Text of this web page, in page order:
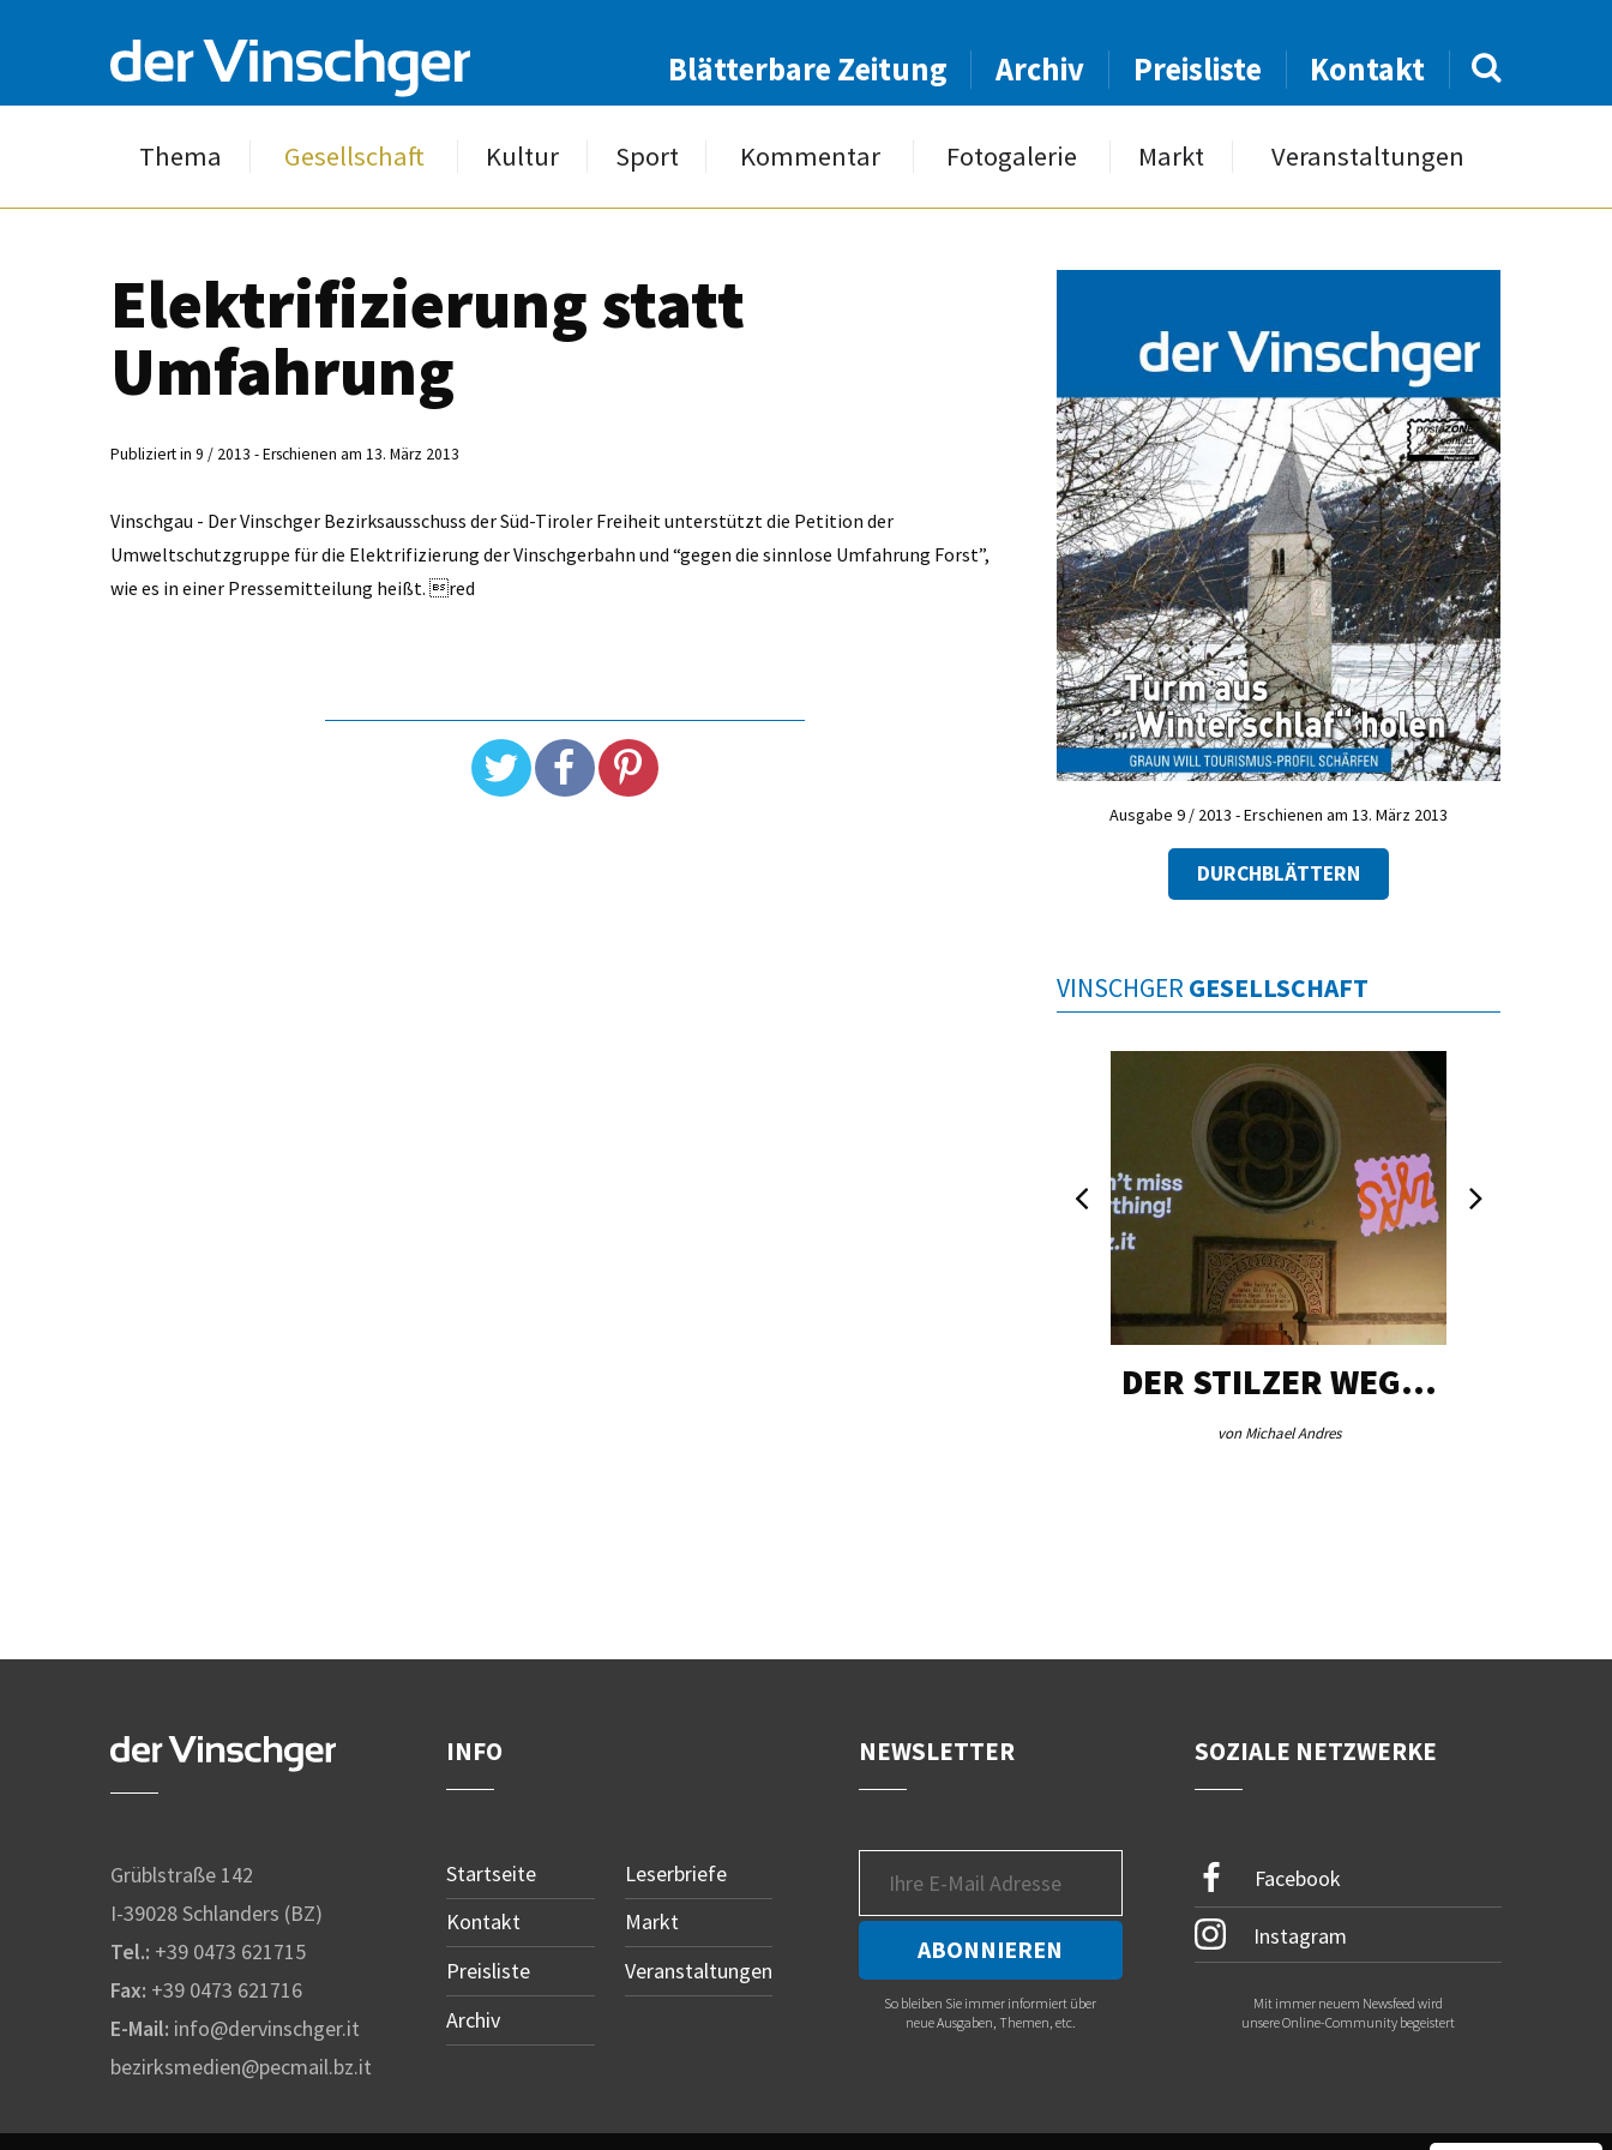
Blätterbare Zeitung Archiv Preisliste Kontakt
Thema Gesellschaft Kultur Sport Kommentar Fotogalerie Markt Veranstaltungen
Elektrifizierung statt
Umfahrung
Publiziert in 9 / 2013 - Erschienen am 13. März 2013
Vinschgau - Der Vinschger Bezirksausschuss der Süd-­Tiroler Freiheit unterstützt die ­Petition der
Umweltschutzgruppe für die Elektri­fizierung der Vinschgerbahn und “gegen die sinnlose Umfahrung Forst”,
wie es in einer Pressemitteilung heißt. red
Ausgabe 9 / 2013 - Erschienen am 13. März 2013
DURCHBLÄTTERN
VINSCHGER GESELLSCHAFT
DER STILZER WEG…
von Michael Andres
Grüblstraße 142
I-39028 Schlanders (BZ)
Tel.: +39 0473 621715
Fax: +39 0473 621716
E-Mail: info@dervinschger.it
bezirksmedien@pecmail.bz.it
INFO
Startseite
Kontakt
Preisliste
Archiv
Leserbriefe
Markt
Veranstaltungen
NEWSLETTER
So bleiben Sie immer informiert über
neue Ausgaben, Themen, etc.
SOZIALE NETZWERKE
Facebook
Instagram
Mit immer neuem Newsfeed wird
unsere Online-Community begeistert